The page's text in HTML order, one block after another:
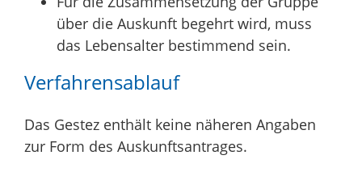
über die Auskunft begehrt wird, muss
das Lebensalter bestimmend sein.
Verfahrensablauf
Das Gestez enthält keine näheren Angaben
zur Form des Auskunftsantrages.